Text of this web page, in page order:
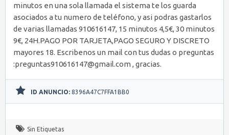
minutos en una sola llamada el sistema te los guarda
asociados a tu numero de teléfono, y asi podras gastarlos
de varias llamadas 910616147, 15 minutos 4,5€, 30 minutos
9€, 24H.PAGO POR TARJETA,PAGO SEGURO Y DISCRETO
mayores 18. Escribenos un mail con tus dudas o preguntas
:preguntas910616147@gmail.com , gracias.
ID ANUNCIO: 8396A47C7FFA1BB0
Sin Etiquetas